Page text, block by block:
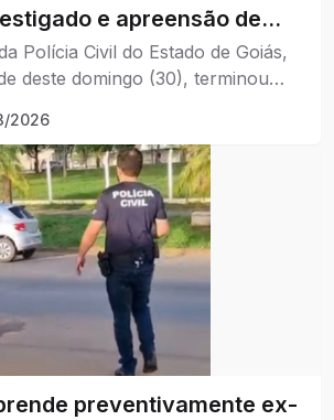
e apreensão de
Polícia Civil do Estado de Goiás,
deste domingo (30), terminou
em Catalão.
2026
preventivamente ex-